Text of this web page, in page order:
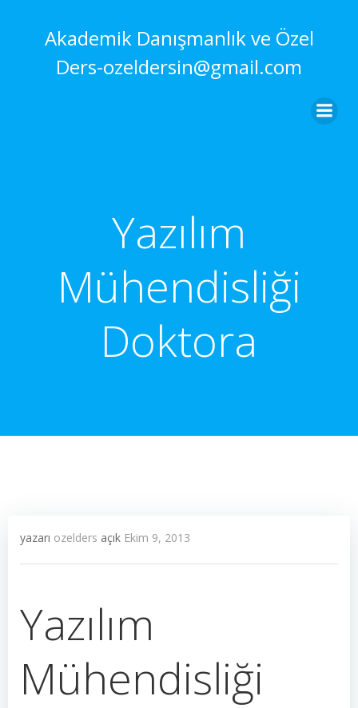
Akademik Danışmanlık ve Özel
Ders-ozeldersin@gmail.com
Yazılım
Mühendisliği
Doktora
yazarı ozelders açık Ekim 9, 2013
Yazılım
Mühendisliği